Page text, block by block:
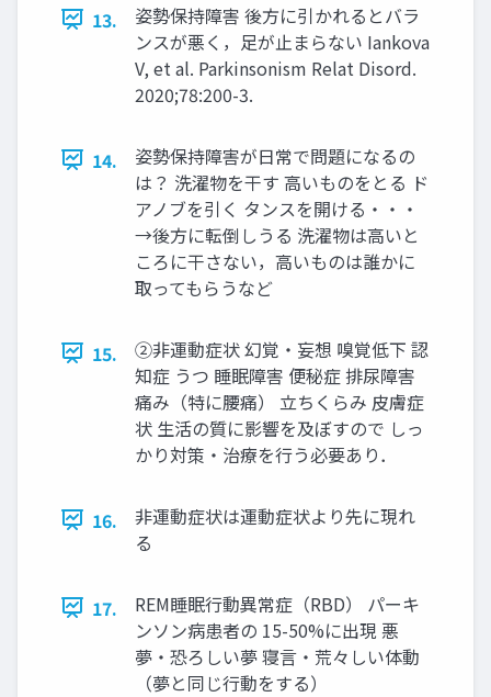
13.
姿勢保持障害 後方に引かれるとバラ
ンスが悪く，足が止まらない Iankova
V, et al. Parkinsonism Relat Disord.
2020;78:200-3.
14.
姿勢保持障害が日常で問題になるの
は？ 洗濯物を干す 高いものをとる ド
アノブを引く タンスを開ける・・・
→後方に転倒しうる 洗濯物は高いと
ころに干さない，高いものは誰かに
取ってもらうなど
15.
②非運動症状 幻覚・妄想 嗅覚低下 認
知症 うつ 睡眠障害 便秘症 排尿障害
痛み（特に腰痛） 立ちくらみ 皮膚症
状 生活の質に影響を及ぼすので しっ
かり対策・治療を行う必要あり．
16.
非運動症状は運動症状より先に現れ
る
17.
REM睡眠行動異常症（RBD） パーキ
ンソン病患者の 15-50%に出現 悪
夢・恐ろしい夢 寝言・荒々しい体動
（夢と同じ行動をする）